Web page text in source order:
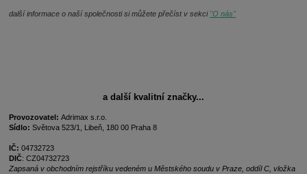
další informace o naší společnosti si můžete přečíst v sekci "O nás"
a další kvalitní značky...
Provozovatel:Adrimax s.r.o.
Sídlo: Světova 523/1, Libeň, 180 00 Praha 8
IČ:04732723
DIČ: CZ04732723
Zapsaná v obchodním rejstříku vedeném u Městského soudu v Praze, oddíl C, vložka